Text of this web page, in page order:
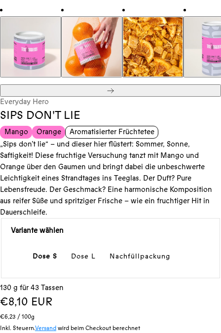
Everyday Hero
SIPS DON'T LIE
Mango Orange
Aromatisierter Früchtetee
„Sips don’t lie“ – und dieser hier flüstert: Sommer, Sonne,
Saftigkeit! Diese fruchtige Versuchung tanzt mit Mango und
Orange über den Gaumen und bringt dabei die unbeschwerte
Leichtigkeit eines Strandtages ins Teeglas. Der Duft? Pure
Lebensfreude. Der Geschmack? Eine harmonische Komposition
aus reifer Süße und spritziger Frische – wie ein fruchtiger Hit in
Dauerschleife.
Variante wählen
Dose S Dose L Nachfüllpackung
130 g für 43 Tassen
Regulärer
Preis
€8,10 EUR
Stückpreis
€6,23 /pro
100g
Inkl. Steuern.Versandwird beim Checkout berechnet